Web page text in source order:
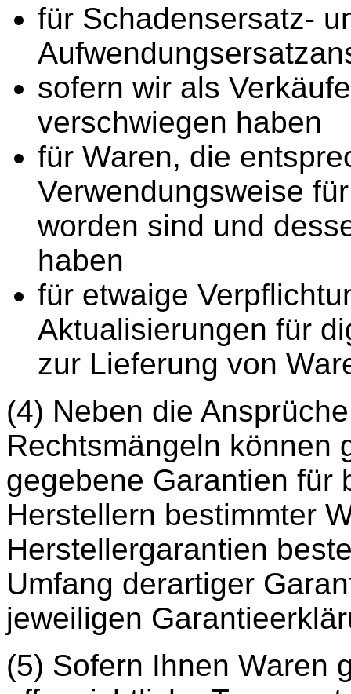
für Schadensersatz-
sofern wir als
verschwiegen haben
für Waren, die
Verwendungsweise
worden sind und
haben
für etwaige
Aktualisierungen für
zur Lieferung von
(4) Neben die
Rechtsmängeln können
gegebene Garantien für
Herstellern bestimmter
Herstellergarantien
Umfang derartiger
jeweiligen
(5) Sofern Ihnen Waren